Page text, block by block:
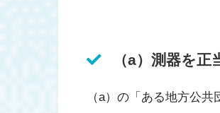
（a）測器を
（a）の「ある地方公